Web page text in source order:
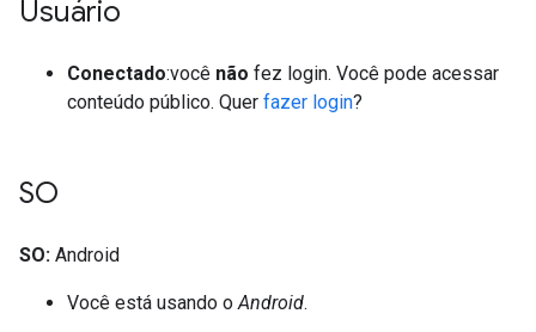
Usuário
Conectado:você não fez login. Você pode acessar
conteúdo público. Quer fazer login?
SO
SO: Android
Você está usando oAndroid.